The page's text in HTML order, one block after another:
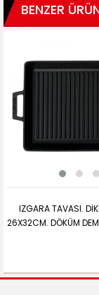
BENZER
IZGARA TAVASI.
26X32CM.